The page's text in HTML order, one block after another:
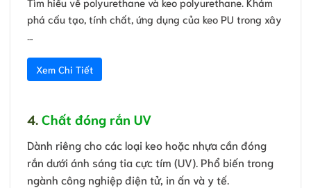
phá cấu tạo, tính chất, ứng dụng của keo PU trong xây
Xem Chi Tiết
4. Chất đóng rắn UV
Dành riêng cho các loại keo hoặc nhựa cần đóng
rắn dưới ánh sáng tia cực tím (UV). Phổ biến trong
ngành công nghiệp điện tử, in ấn và y tế.